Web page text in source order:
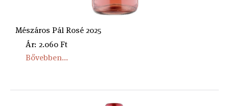
Mészáros Pál Rosé 2025
Ár: 2.060 Ft
Bővebben...